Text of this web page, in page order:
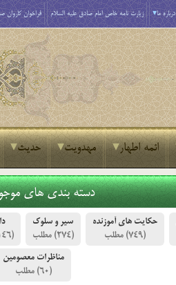
درباره ما زیارت نامه خاص امام صادق علیه السلام فراخوان کاروان
ائمه اطهار مهدویت حدیث
دسته بندی های
حکایت های آموزنده
(749)
سیر و سلوک
(274)
(146)
مناظرات معصومین
(60)